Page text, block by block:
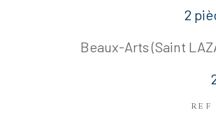
2
Beaux-Arts (Saint